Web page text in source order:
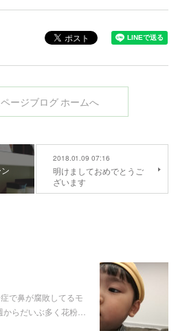
ージブログ ホームへ
2018.01.09 07:16
明けましておめでとうご
ざいます
で鼻が腐敗してるモ
らだいぶ多く花粉…